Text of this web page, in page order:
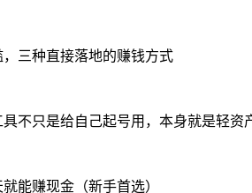
三种直接落地的赚钱方式
不只是给自己起号用，本身就是轻
能赚现金（新手首选）